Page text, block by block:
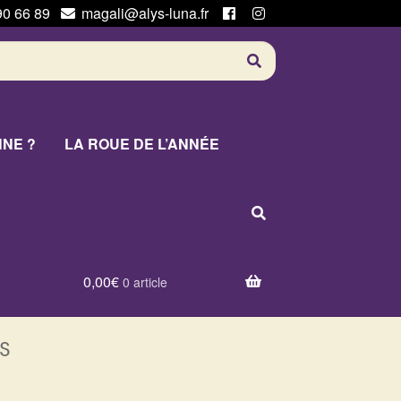
66 89 magali@alys-luna.fr
? LA ROUE DE L’ANNÉE
0,00€ 0 article